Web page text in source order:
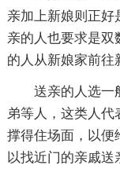
亲加上新娘则正好
亲的人也要求是双
的人从新娘家前往
送亲的人选一
弟等人，这类人
撑得住场面，以便
以找近门的亲戚送